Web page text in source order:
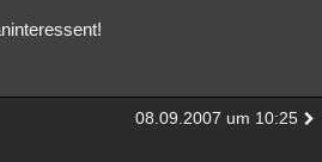
08.09.2007 um 10:25